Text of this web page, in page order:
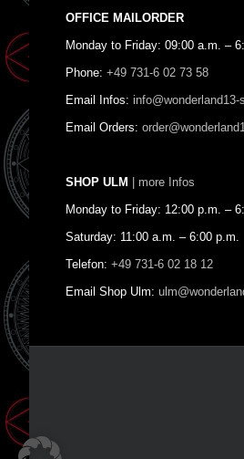
OFFICE MAILORDER
Monday to Friday: 09:00 a.m. –
Phone: +49 731-6 02 73 58
Email Infos: info@wonderland13-
Email Orders:
SHOP ULM | more Infos
Monday to Friday: 12:00 p.m. –
Saturday: 11:00 a.m. – 6:00 p.m.
Telefon: +49 731-6 02 18 12
Email Shop Ulm: